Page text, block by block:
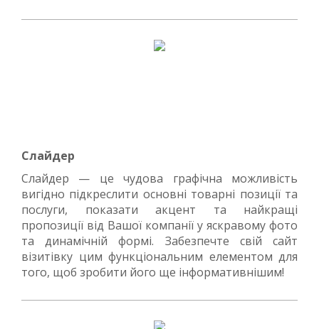
Слайдер
Слайдер — це чудова графічна можливість
вигідно підкреслити основні товарні позиції та
послуги, показати акцент та найкращі
пропозиції від Вашої компанії у яскравому фото
та динамічній формі. Забезпечте свій сайт
візитівку цим функціональним елементом для
того, щоб зробити його ще інформативнішим!